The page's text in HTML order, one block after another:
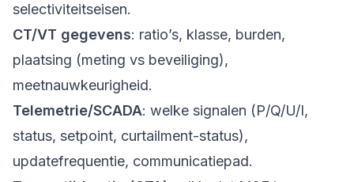
selectiviteitseisen.
CT/VT gegevens: ratio’s, klasse, burden,
plaatsing (meting vs beveiliging),
meetnauwkeurigheid.
Telemetrie/SCADA: welke signalen (P/Q/U/I,
status, setpoint, curtailment-status),
updatefrequentie, communicatiepad.